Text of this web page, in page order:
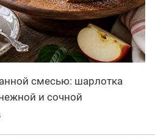
смесью: шарлотка
и сочной